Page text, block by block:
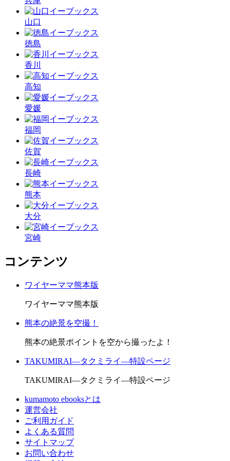
山口
徳島
香川
高知
愛媛
福岡
佐賀
長崎
熊本
大分
宮崎
コンテンツ
ワイヤーママ熊本版
ワイヤーママ熊本版
熊本の絶景を空撮！
熊本の絶景ポイントを空から撮ったよ！
TAKUMIRAI―タクミライ―特設ページ
TAKUMIRAI―タクミライ―特設ページ
kumamoto ebooksとは
運営会社
ご利用ガイド
よくある質問
サイトマップ
お問い合わせ